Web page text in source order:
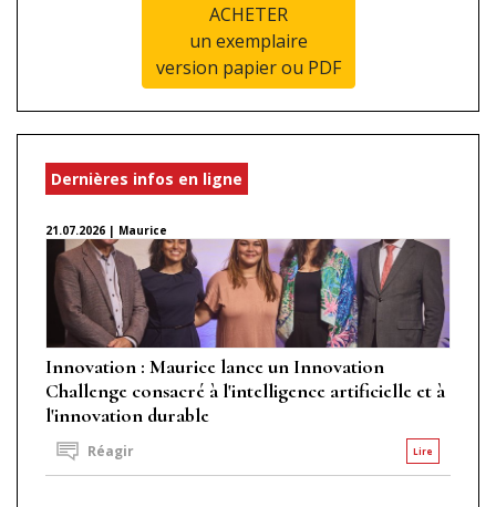
ACHETER
un exemplaire
version papier ou PDF
Dernières infos en ligne
21.07.2026 | Maurice
Innovation : Maurice lance un Innovation
Challenge consacré à l'intelligence artificielle et à
l'innovation durable
Lire
Réagir